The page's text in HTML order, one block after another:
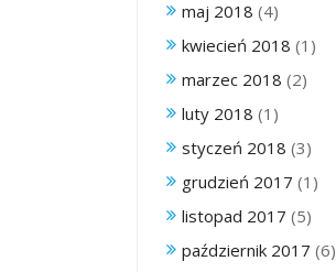
maj 2018 (4)
kwiecień 2018 (1)
marzec 2018 (2)
luty 2018 (1)
styczeń 2018 (3)
grudzień 2017 (1)
listopad 2017 (5)
październik 2017 (6)